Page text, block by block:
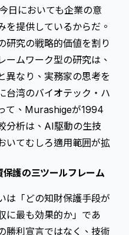
日においても企業の意
を提供しているからだ。
研究の戦略的価値を割り
ームワーク型の研究は、
異なり、実務家の思考を
台湾のバイオテック・ハ
て、Murashigeが1994
分析は、AI駆動の生技
いてむしろ適用範囲が拡
護の三ツールフレーム
は「どの知財保護手段が
に最も効果的か」であ
勝利宣言ではなく、技術